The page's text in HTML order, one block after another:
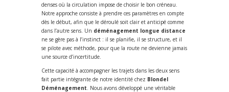
denses où la circulation impose de choisir le bon créneau.
Notre approche consiste à prendre ces paramètres en compte
dès le début, afin que le déroulé soit clair et anticipé comme
dans l’autre sens. Un déménagement longue distance
ne se gère pas à l’instinct : il se planifie, il se structure, et il
se pilote avec méthode, pour que la route ne devienne jamais
une source d’incertitude.
Cette capacité à accompagner les trajets dans les deux sens
fait partie intégrante de notre identité chez Blondel
Déménagement. Nous avons développé une véritable